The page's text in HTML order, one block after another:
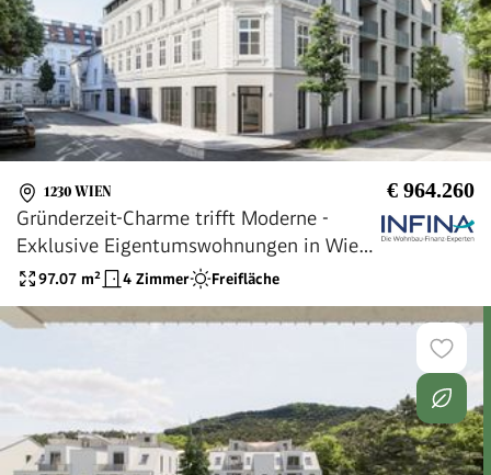
1230 WIEN € 964.260
Gründerzeit-Charme trifft Moderne -
Exklusive Eigentumswohnungen in Wien-
Liesing
97.07 m² 4 Zimmer Freifläche